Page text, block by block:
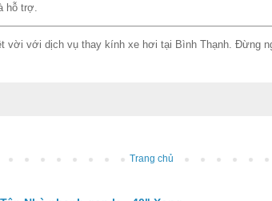
hỗ trợ.
vời với dịch vụ thay kính xe hơi tại Bình Thạnh. Đừng
Trang chủ